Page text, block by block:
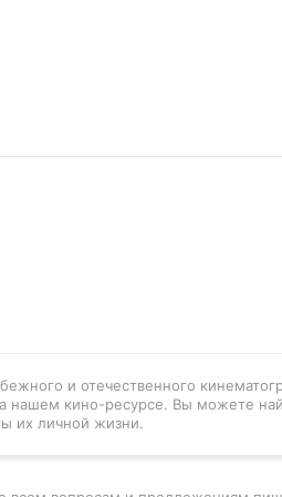
и отечественного
нашем кино-ресурсе. Вы можете
их личной жизни.